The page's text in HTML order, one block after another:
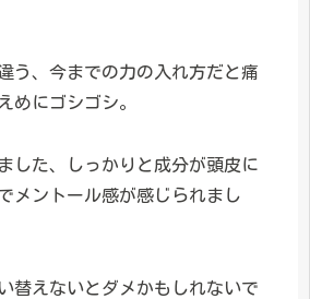
う、今までの力の入れ方だと痛
めにゴシゴシ。
した、しっかりと成分が頭皮に
メントール感が感じられまし
替えないとダメかもしれないで